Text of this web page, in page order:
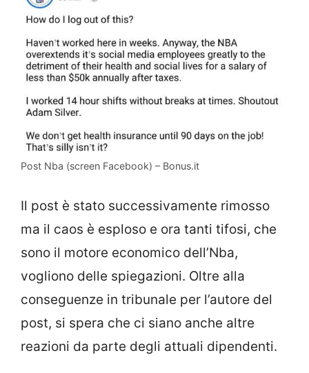
Post Nba (screen Facebook) – Bonus.it
Il post è stato successivamente rimosso
ma il caos è esploso e ora tanti tifosi, che
sono il motore economico dell’Nba,
vogliono delle spiegazioni. Oltre alla
conseguenze in tribunale per l’autore del
post, si spera che ci siano anche altre
reazioni da parte degli attuali dipendenti.